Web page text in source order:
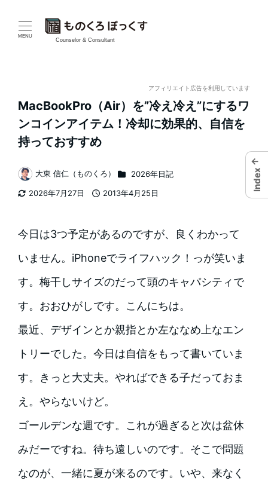
MENU
Counselor & Consultant
アフィリエイト広告を利用しています
MacBookPro（Air）を”冷え冷え”にするワ
ンコインアイテム！冷却に効果的、自信を
持っておすすめ
2026年7月27日
2013年4月25日
著
者
大東 信仁（ものくろ） カテゴリー
2026年日記
今日は3つ予定があるのですが、良くわかって
いません。iPhoneでライフハック！っが笑いま
す。梅干しサイズのだって頭のキャパシティで
す。おおひがしです。こんにちは。
最近、デザインとか親指とか左ななめ上なエン
トリーでした。今日は自信をもって書いていま
す。きっと大丈夫。やればできる子だっておま
え。やらないけど。
ゴールデンな週です。これが過ぎると次は盆休
みだーですね。待ち遠しいのです。そこで問題
なのが、一緒に夏が来るのです。いや、来なく
←
Index